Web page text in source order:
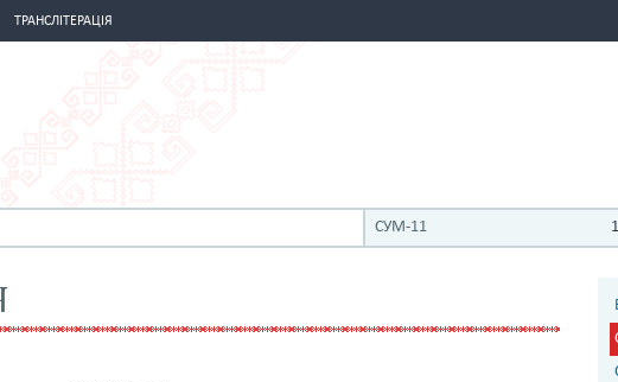
ТРАНСЛІТЕРАЦІЯ
СУМ-11